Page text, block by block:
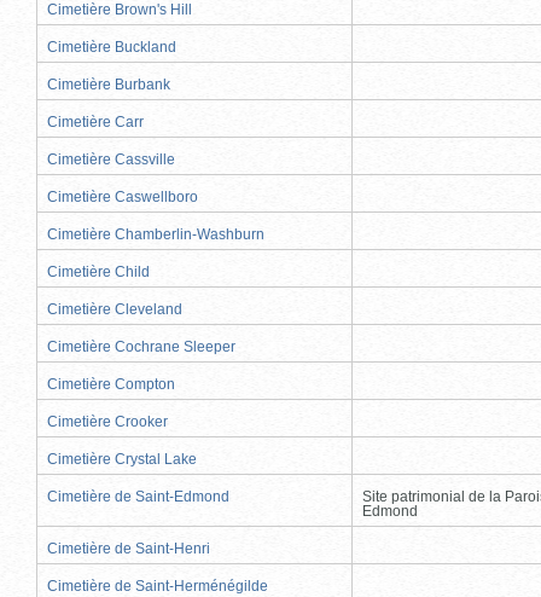
Cimetière Brown's Hill
Cimetière Buckland
Cimetière Burbank
Cimetière Carr
Cimetière Cassville
Cimetière Caswellboro
Cimetière Chamberlin-Washburn
Cimetière Child
Cimetière Cleveland
Cimetière Cochrane Sleeper
Cimetière Compton
Cimetière Crooker
Cimetière Crystal Lake
Cimetière de Saint-Edmond
Site patrimonial de la
Edmond
Cimetière de Saint-Henri
Cimetière de Saint-Herménégilde